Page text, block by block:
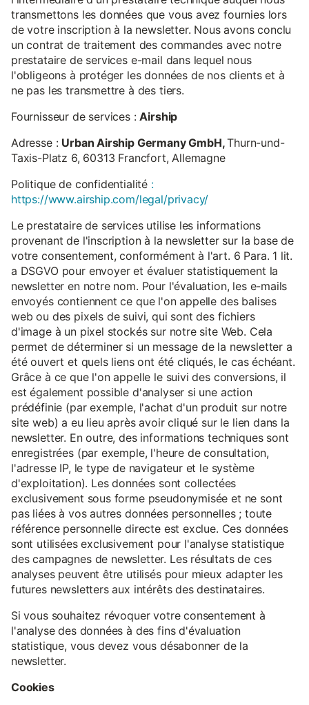
transmettons les données que vous avez fournies lors
de votre inscription à la newsletter. Nous avons conclu
un contrat de traitement des commandes avec notre
prestataire de services e-mail dans lequel nous
l'obligeons à protéger les données de nos clients et à
ne pas les transmettre à des tiers.
Fournisseur de services :Airship
Adresse : Urban Airship Germany GmbH,Thurn-und-
Taxis-Platz 6, 60313 Francfort, Allemagne
Politique de confidentialité :
https://www.airship.com/legal/privacy/
Le prestataire de services utilise les informations
provenant de l'inscription à la newsletter sur la base de
votre consentement, conformément à l'art. 6 Para. 1 lit.
a DSGVO pour envoyer et évaluer statistiquement la
newsletter en notre nom. Pour l'évaluation, les e-mails
envoyés contiennent ce que l'on appelle des balises
web ou des pixels de suivi, qui sont des fichiers
d'image à un pixel stockés sur notre site Web. Cela
permet de déterminer si un message de la newsletter a
été ouvert et quels liens ont été cliqués, le cas échéant.
Grâce à ce que l'on appelle le suivi des conversions, il
est également possible d'analyser si une action
prédéfinie (par exemple, l'achat d'un produit sur notre
site web) a eu lieu après avoir cliqué sur le lien dans la
newsletter. En outre, des informations techniques sont
enregistrées (par exemple, l'heure de consultation,
l'adresse IP, le type de navigateur et le système
d'exploitation). Les données sont collectées
exclusivement sous forme pseudonymisée et ne sont
pas liées à vos autres données personnelles ; toute
référence personnelle directe est exclue. Ces données
sont utilisées exclusivement pour l'analyse statistique
des campagnes de newsletter. Les résultats de ces
analyses peuvent être utilisés pour mieux adapter les
futures newsletters aux intérêts des destinataires.
Si vous souhaitez révoquer votre consentement à
l'analyse des données à des fins d'évaluation
statistique, vous devez vous désabonner de la
newsletter.
Cookies